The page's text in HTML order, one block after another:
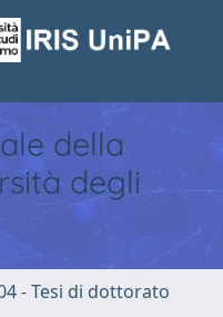
della
degli
- Tesi di dottorato